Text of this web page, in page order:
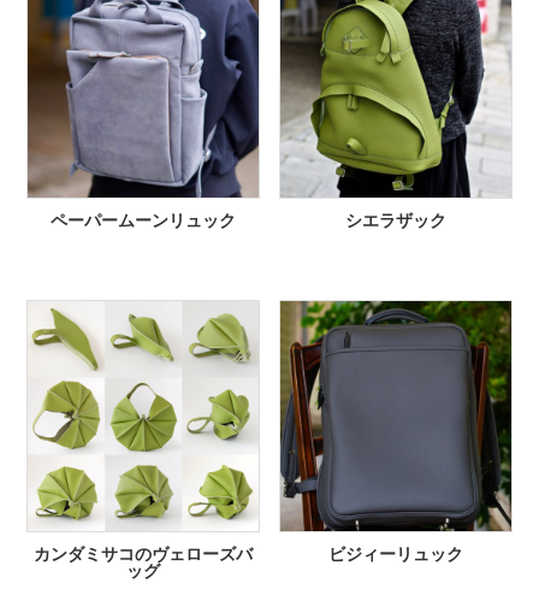
ペーパームーンリュック シエラザック
カンダミサコのヴェローズバ
ッグ
ビジィーリュック